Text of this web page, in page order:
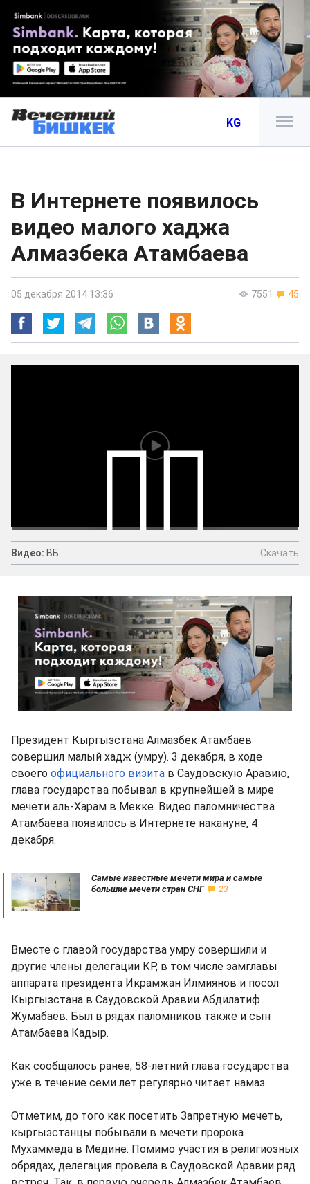
KG
В Интернете появилось
видео малого хаджа
Алмазбека Атамбаева
7551 45
05 декабря 2014 13:36
Видео: ВБ Скачать
Президент Кыргызстана Алмазбек Атамбаев
совершил малый хадж (умру). 3 декабря, в ходе
своего официального визита в Саудовскую Аравию,
глава государства побывал в крупнейшей в мире
мечети аль-Харам в Мекке. Видео паломничества
Атамбаева появилось в Интернете накануне, 4
декабря.
Самые известные мечети мира и самые
большие мечети стран СНГ
23
Вместе с главой государства умру совершили и
другие члены делегации КР, в том числе замглавы
аппарата президента Икрамжан Илмиянов и посол
Кыргызстана в Саудовской Аравии Абдилатиф
Жумабаев. Был в рядах паломников также и сын
Атамбаева Кадыр.
Как сообщалось ранее, 58-летний глава государства
уже в течение семи лет регулярно читает намаз.
Отметим, до того как посетить Запретную мечеть,
кыргызстанцы побывали в мечети пророка
Мухаммеда в Медине. Помимо участия в религиозных
обрядах, делегация провела в Саудовской Аравии ряд